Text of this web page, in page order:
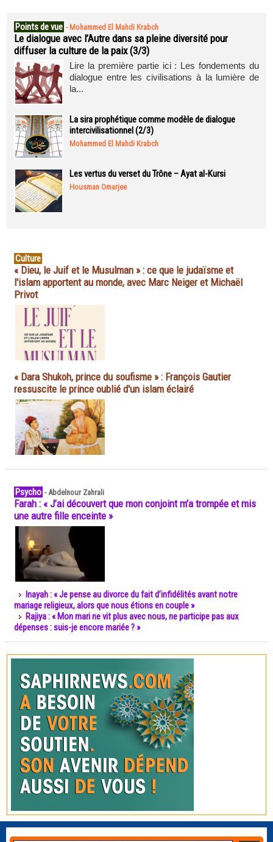
Points de vue - Mohammed El Mahdi Krabch
Le dialogue avec l’Autre dans sa pleine diversité pour
diffuser la culture de la paix (3/3)
Lire la première partie ici : Les fondements du
dialogue entre les civilisations à la lumière de
la...
La sira prophétique comme modèle de dialogue
intercivilisationnel (2/3)
Mohammed El Mahdi Krabch
Les vertus du verset du Trône – Ayat al-Kursi
Housman Omarjee
Culture
« Dieu, le Juif et le Musulman » : ce que le judaïsme et
l'islam apportent au monde, avec Marc Neiger et Michaël
Privot
« Dara Shukoh, prince du soufisme » : François Gautier
ressuscite le prince oublié d'un islam éclairé
Psycho -Abdelnour Zahrali
Farah : « J’ai découvert que mon conjoint m’a trompée et mis
une autre fille enceinte »
Inayah : « Je pense au divorce du fait d’infidélités avant notre
mariage religieux, alors que nous étions en couple »
Rajiya : « Mon mari ne vit plus avec nous, ne participe pas aux
dépenses : suis-je encore mariée ? »